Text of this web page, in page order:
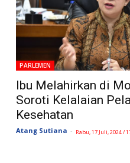
PARLEMEN
Ibu Melahirkan di
Soroti Kelalaian
Kesehatan
Atang Sutiana - Rabu, 17 Juli, 2024 /